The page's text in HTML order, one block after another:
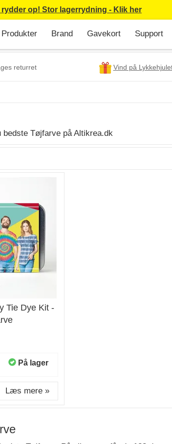
rydder op! Stor lagerrydning - Klik her
Produkter Brand Gavekort Support
returret Vind på
bedste Tøjfarve på Altikrea.dk
Tie Dye Kit -
På lager
Læs mere »